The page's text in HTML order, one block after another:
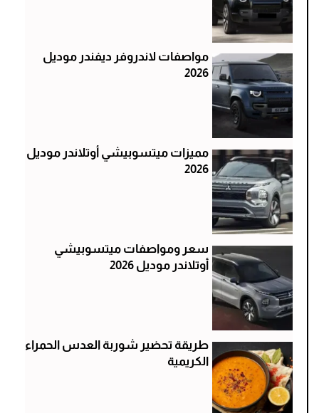
مواصفات لاندروفر ديفندر موديل
2026
مميزات ميتسوبيشي أوتلاندر موديل
2026
سعر ومواصفات ميتسوبيشي
أوتلاندر موديل 2026
طريقة تحضير شوربة العدس الحمراء
الكريمية